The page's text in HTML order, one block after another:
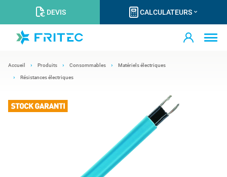
DEVIS CALCULATEURS
Accueil Produits Consommables Matériels électriques
Résistances électriques